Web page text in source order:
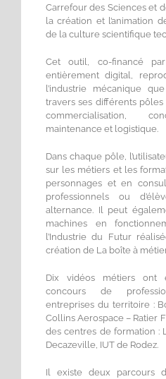
Carrefour des Sciences et
la création et l’animation
de la culture scientifique
Cet outil, co-financé
entièrement digital,
l’industrie mécanique
travers ses différents pôles
commercialisation,
maintenance et logistique.
Dans chaque pôle,
sur les métiers et les
personnages et en
professionnels ou
alternance. Il peut
machines en
l’Industrie du Futur
création de La boîte à
Dix vidéos métiers ont
concours de
entreprises du territoire :
Collins Aerospace – Ratier
des centres de formation :
Decazeville, IUT de Rodez.
Il existe deux parcours